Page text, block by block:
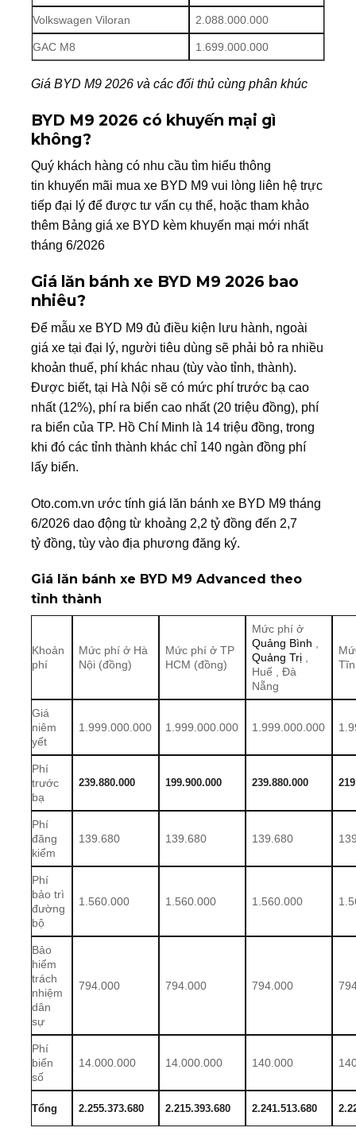
Volkswagen Viloran 2.088.000.000
GAC M8 1.699.000.000
Giá BYD M9 2026 và các đối thủ cùng phân khúc
BYD M9 2026 có khuyến mại gì
không?
Quý khách hàng có nhu cầu tìm hiểu thông
tin khuyến mãi mua xe BYD M9 vui lòng liên hệ trực
tiếp đại lý để được tư vấn cụ thể, hoặc tham khảo
thêm Bảng giá xe BYD kèm khuyến mại mới nhất
tháng 6/2026
Giá lăn bánh xe BYD M9 2026 bao
nhiêu?
Để mẫu xe BYD M9 đủ điều kiện lưu hành, ngoài
giá xe tại đại lý, người tiêu dùng sẽ phải bỏ ra nhiều
khoản thuế, phí khác nhau (tùy vào tỉnh, thành).
Được biết, tại Hà Nội sẽ có mức phí trước bạ cao
nhất (12%), phí ra biển cao nhất (20 triệu đồng), phí
ra biển của TP. Hồ Chí Minh là 14 triệu đồng, trong
khi đó các tỉnh thành khác chỉ 140 ngàn đồng phí
lấy biển.
Oto.com.vn ước tính giá lăn bánh xe BYD M9 tháng
6/2026 dao động từ khoảng 2,2 tỷ đồng đến 2,7
tỷ đồng, tùy vào địa phương đăng ký.
Giá lăn bánh xe BYD M9 Advanced theo
tỉnh thành
Khoản
phí
Mức phí ở Hà
Nội (đồng)
Mức phí ở TP
HCM (đồng)
Mức phí ở
Quảng Bình ,
Quảng Trị ,
Huế , Đà
Nẵng
Giá
niêm
yết
1.999.000.000 1.999.000.000 1.999.000.000
Phí
trước
bạ
239.880.000 199.900.000 239.880.000
Phí
đăng
kiểm
139.680 139.680 139.680
Phí
bảo trì
đường
bộ
1.560.000 1.560.000 1.560.000
Bảo
hiểm
trách
nhiệm
dân
sự
794.000 794.000 794.000
Phí
biển
số
14.000.000 14.000.000 140.000
Tổng 2.255.373.680 2.215.393.680 2.241.513.680